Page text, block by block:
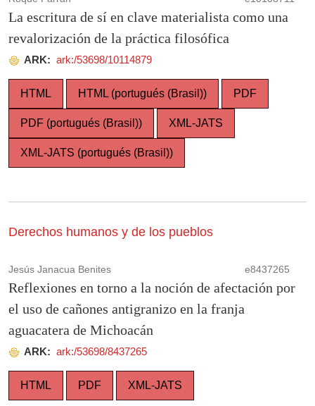
La escritura de sí en clave materialista como una
revalorización de la práctica filosófica
ARK: ark:/53698/10114879
HTML HTML (portugués (Brasil)) PDF
PDF (portugués (Brasil)) XML-JATS
XML-JATS (portugués (Brasil))
Derechos humanos y de los pueblos
Jesús Janacua Benites e8437265
Reflexiones en torno a la noción de afectación por
el uso de cañones antigranizo en la franja
aguacatera de Michoacán
ARK: ark:/53698/8437265
HTML PDF XML-JATS